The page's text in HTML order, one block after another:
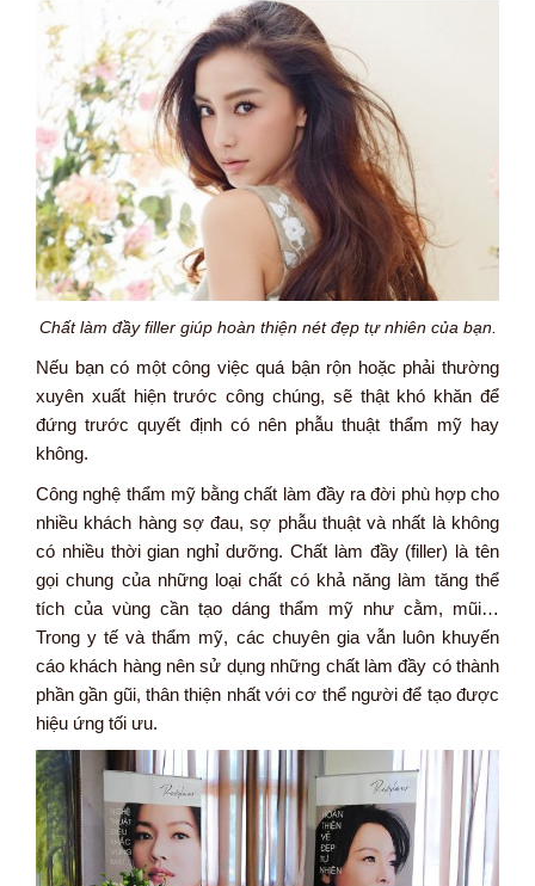
Chất làm đầy filler giúp hoàn thiện nét đẹp tự nhiên của bạn.
Nếu bạn có một công việc quá bận rộn hoặc phải thường
xuyên xuất hiện trước công chúng, sẽ thật khó khăn để
đứng trước quyết định có nên phẫu thuật thẩm mỹ hay
không.
Công nghệ thẩm mỹ bằng chất làm đầy ra đời phù hợp cho
nhiều khách hàng sợ đau, sợ phẫu thuật và nhất là không
có nhiều thời gian nghỉ dưỡng. Chất làm đầy (filler) là tên
gọi chung của những loại chất có khả năng làm tăng thể
tích của vùng cần tạo dáng thẩm mỹ như cằm, mũi…
Trong y tế và thẩm mỹ, các chuyên gia vẫn luôn khuyến
cáo khách hàng nên sử dụng những chất làm đầy có thành
phần gần gũi, thân thiện nhất với cơ thể người để tạo được
hiệu ứng tối ưu.